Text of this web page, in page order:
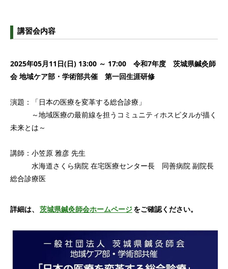
講習会内容
2025年05月11日(日) 13:00 ～ 17:00 令和7年度 茨城県鍼灸師
会 地域ケア部・学術部共催 第一回生涯研修
演題：「日本の医療を変革する総合診療」
～地域医療の最前線を担うコミュニティホスピタルが描く
未来とは～
講師：小笠原 雅彦 先生
水海道さくら病院 在宅医療センター長 同善病院 副院長
総合診療医
詳細は、 茨城県鍼灸師会ホームページをご確認ください。